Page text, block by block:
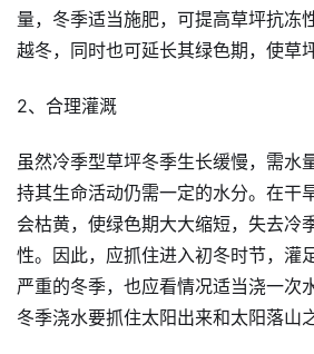
量，冬季适当施肥，可提高草坪抗冻
越冬，同时也可延长其绿色期，使草
2、合理灌溉
虽然冷季型草坪冬季生长缓慢，需水
持其生命活动仍需一定的水分。在干
会枯黄，使绿色期大大缩短，失去冷
性。因此，应抓住进入初冬时节，灌
严重的冬季，也应看情况适当浇一次
冬季浇水要抓住太阳出来和太阳落山